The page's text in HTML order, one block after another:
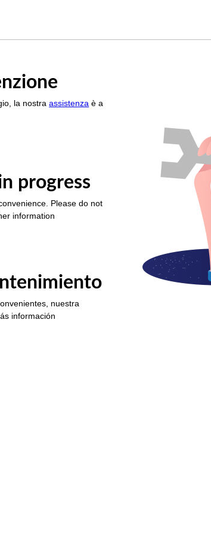
la nostraassistenza è a
progress
Please do not
information
nuestra
información